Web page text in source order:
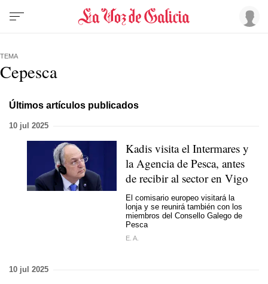
TEMA
Cepesca
Últimos artículos publicados
10 jul 2025
Kadis visita el Intermares y
la Agencia de Pesca, antes
de recibir al sector en Vigo
El comisario europeo visitará la
lonja y se reunirá también con los
miembros del Consello Galego de
Pesca
E. A.
10 jul 2025